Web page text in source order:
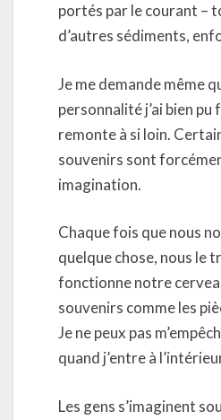
portés par le courant –
d’autres sédiments,
Je me demande même
personnalité j’ai bien
remonte à si loin.
souvenirs sont
imagination.
Chaque fois que nous
quelque chose, nous le
fonctionne notre
souvenirs comme les
Je ne peux pas
quand j’entre à
Les gens s’imaginent